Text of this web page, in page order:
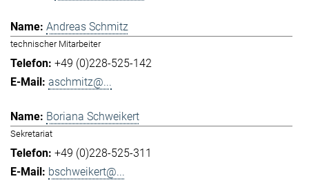
Andreas Schmitz
technischer Mitarbeiter
+49 (0)228-525-142
aschmitz@...
Boriana Schweikert
Sekretariat
+49 (0)228-525-311
bschweikert@...